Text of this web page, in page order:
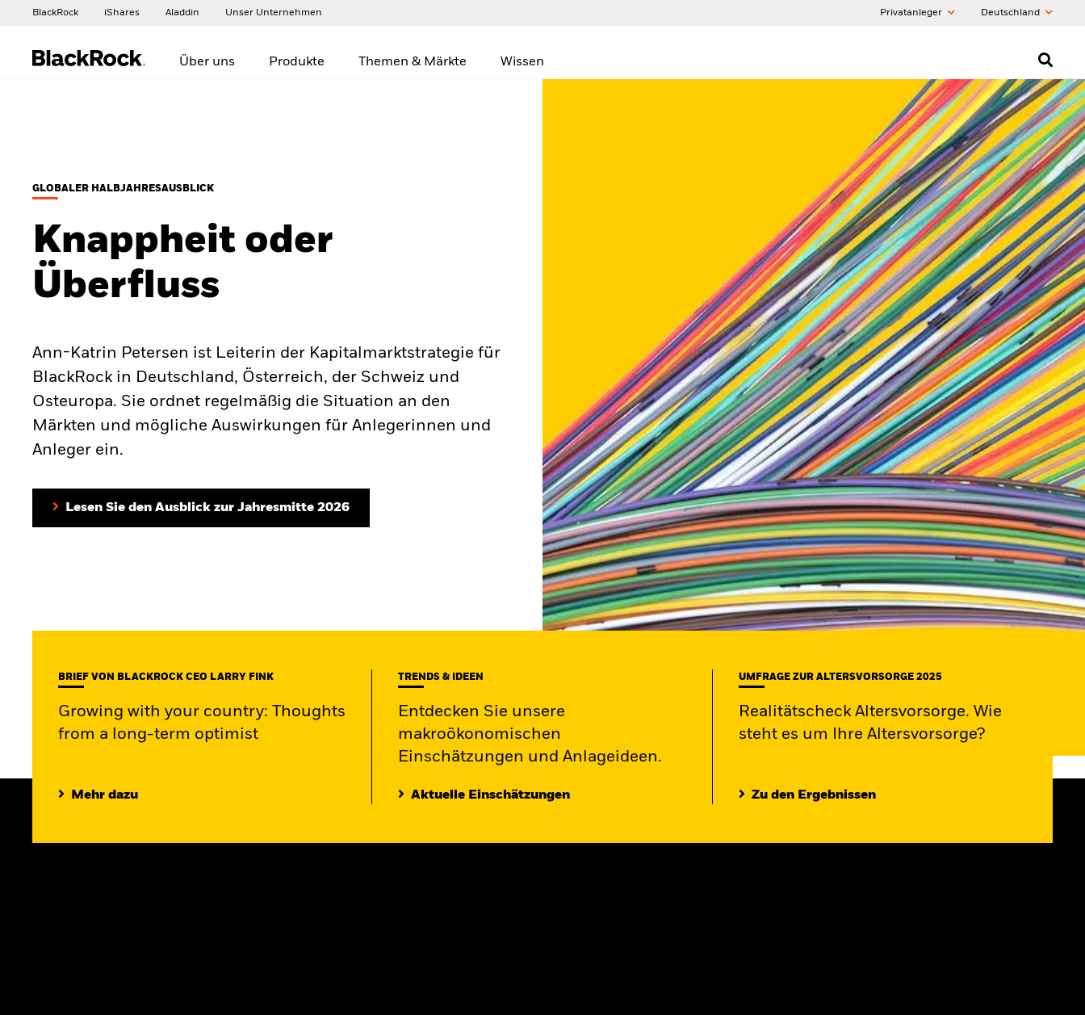
BlackRock iShares Aladdin Unser Unternehmen Privatanleger Deutschland
Über uns Produkte Themen & Märkte Wissen
GLOBALER HALBJAHRESAUSBLICK
Knappheit oder
Überfluss
Ann-Katrin Petersen ist Leiterin der Kapitalmarktstrategie für
BlackRock in Deutschland, Österreich, der Schweiz und
Osteuropa. Sie ordnet regelmäßig die Situation an den
Märkten und mögliche Auswirkungen für Anlegerinnen und
Anleger ein.
Lesen Sie den Ausblick zur Jahresmitte 2026
BRIEF VON BLACKROCK CEO LARRY FINK
Growing with your country: Thoughts
from a long-term optimist
Mehr dazu
TRENDS & IDEEN
Entdecken Sie unsere
makroökonomischen
Einschätzungen und Anlageideen.
Aktuelle Einschätzungen
UMFRAGE ZUR ALTERSVORSORGE 2025
Realitätscheck Altersvorsorge. Wie
steht es um Ihre Altersvorsorge?
Zu den Ergebnissen